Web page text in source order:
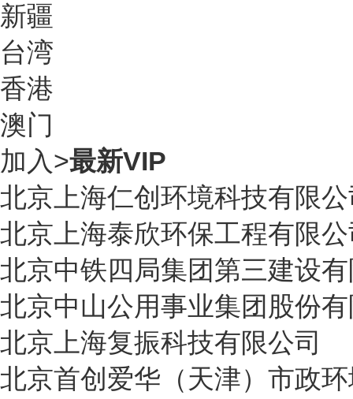
新疆
台湾
香港
澳门
加入>最新VIP
北京 上海仁创环境科技有限
北京 上海泰欣环保工程有限
北京中铁四局集团第三建设
北京中山公用事业集团股份
北京 上海复振科技有限公司
北京首创爱华（天津）市政